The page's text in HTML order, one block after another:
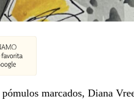
marcados, Diana